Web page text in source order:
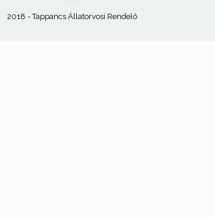
2018 - Tappancs Állatorvosi Rendelő